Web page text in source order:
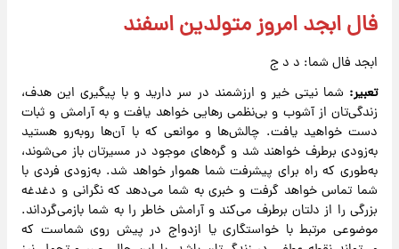
فال ابجد امروز متولدین اسفند
ابجد فال شما: د د ج
تعبیر: شما نیتی خیر و ارزشمند در سر دارید و با پیگیری این هدف،
زندگی‌تان از آشوب و بی‌نظمی رهایی خواهد یافت و به آرامش و ثبات
دست خواهید یافت. چالش‌ها و موانعی که با آن‌ها روبه‌رو هستید
به‌زودی برطرف خواهند شد و گره‌های موجود در مسیرتان باز می‌شوند،
به‌طوری که راه برای پیشرفت شما هموار خواهد شد. به‌زودی فردی با
شما تماس خواهد گرفت و خبری به شما می‌دهد که نگرانی و دغدغه
بزرگی را از دلتان برطرف می‌کند و آرامش خاطر را به شما بازمی‌گرداند.
موضوعی مرتبط با خواستگاری یا ازدواج در پیش روی شماست که